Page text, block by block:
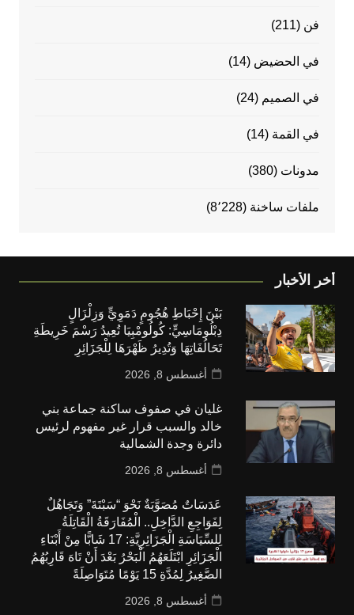
فن (211)
في الحضيض (14)
في الصميم (24)
في القمة (14)
مدونات (380)
ملفات ساخنة (8٬228)
أخر الأخبار
بَيْنَ إِحْبَاطِ هُجُومٍ دَمَوِيٍّ وَزِلْزَالٍ
دِبْلُومَاسِيٍّ: كُولُومْبِيَا تُعِيدُ رَسْمَ خَرِيطَةِ
تَحَالُفَاتِهَا وَتُدِيرُ ظَهْرَهَا لِلْجَزَائِرِ
أغسطس 8, 2026
غليان في صفوف ساكنة جماعة بني
خالد والسبب قرار غير مفهوم لرئيس
دائرة وجدة الشمالية
أغسطس 8, 2026
عَدَسَاتٌ مُصَوَّبَةٌ نَحْوَ “سَبْتَةَ” وَتَجَاهُلٌ
لِفَوَاجِعِ الدَّاخِلِ.. الْمُفَارَقَةُ الْقَاتِلَةُ
لِلسِّيَاسَةِ الْجَزَائِرِيَّةِ: 17 شَابًّا مِنْ أَبْنَاءِ
الْجَزَائِرِ ابْتَلَعَهُمُ الْبَحْرُ بَعْدَ أَنْ تَاهَ قَارِبُهُمُ
الصَّغِيرُ لِمُدَّةِ 15 يَوْمًا مُتَوَاصِلَةً
أغسطس 8, 2026